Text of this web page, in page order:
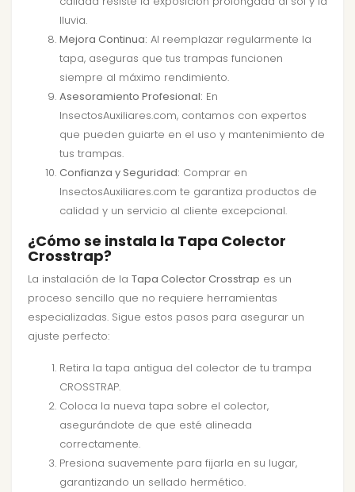
lluvia.
Mejora Continua: Al reemplazar regularmente la
tapa, aseguras que tus trampas funcionen
siempre al máximo rendimiento.
Asesoramiento Profesional: En
InsectosAuxiliares.com, contamos con expertos
que pueden guiarte en el uso y mantenimiento de
tus trampas.
Confianza y Seguridad: Comprar en
InsectosAuxiliares.com te garantiza productos de
calidad y un servicio al cliente excepcional.
¿Cómo se instala la Tapa Colector
Crosstrap?
La instalación de la Tapa Colector Crosstrap es un
proceso sencillo que no requiere herramientas
especializadas. Sigue estos pasos para asegurar un
ajuste perfecto:
Retira la tapa antigua del colector de tu trampa
CROSSTRAP.
Coloca la nueva tapa sobre el colector,
asegurándote de que esté alineada
correctamente.
Presiona suavemente para fijarla en su lugar,
garantizando un sellado hermético.